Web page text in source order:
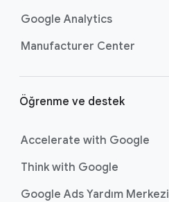
Google Analytics
Manufacturer Center
Öğrenme ve destek
Accelerate with Google
Think with Google
Google Ads Yardım Merkezi